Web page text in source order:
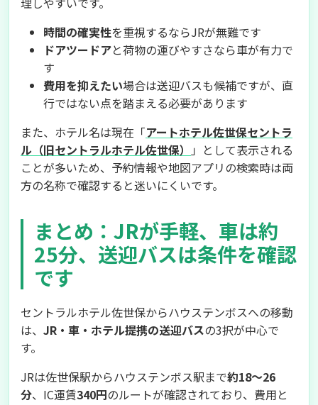
時間の確実性を重視するならJRが無難です
ドアツードアと荷物の運びやすさなら車が有力で
す
費用を抑えたい場合は送迎バスも候補ですが、直
行ではない点を踏まえる必要があります
また、ホテル名は現在「アートホテル佐世保セントラ
ル（旧セントラルホテル佐世保）
」として表示される
ことが多いため、予約情報や地図アプリの検索時は両
方の名称で確認すると迷いにくいです。
まとめ：JRが手軽、車は約
25分、送迎バスは条件を確認
です
セントラルホテル佐世保からハウステンボスへの移動
は、 JR・車・ホテル提携の送迎バスの3択が中心で
す。
JRは佐世保駅からハウステンボス駅まで約18〜26
分、IC運賃340円のルートが確認されており、費用と